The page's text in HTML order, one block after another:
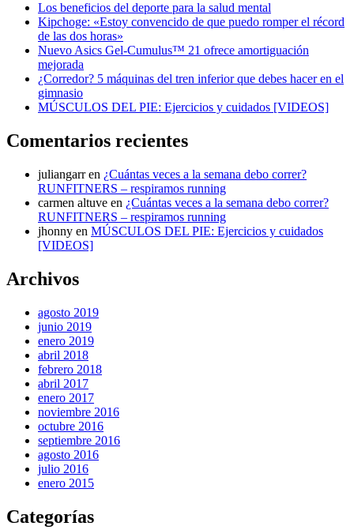
Los beneficios del deporte para la salud mental
Kipchoge: «Estoy convencido de que puedo romper el récord
de las dos horas»
Nuevo Asics Gel-Cumulus™ 21 ofrece amortiguación
mejorada
¿Corredor? 5 máquinas del tren inferior que debes hacer en el
gimnasio
MÚSCULOS DEL PIE: Ejercicios y cuidados [VIDEOS]
Comentarios recientes
juliangarren ¿Cuántas veces a la semana debo correr?
RUNFITNERS – respiramos running
carmen altuve en ¿Cuántas veces a la semana debo correr?
RUNFITNERS – respiramos running
jhonny en MÚSCULOS DEL PIE: Ejercicios y cuidados
[VIDEOS]
Archivos
agosto 2019
junio 2019
enero 2019
abril 2018
febrero 2018
abril 2017
enero 2017
noviembre 2016
octubre 2016
septiembre 2016
agosto 2016
julio 2016
enero 2015
Categorías